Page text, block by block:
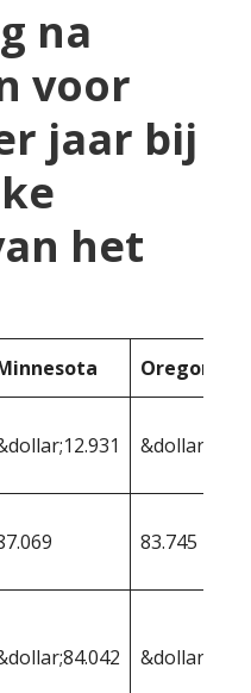
na
voor
jaar bij
het
Oregon
83.745